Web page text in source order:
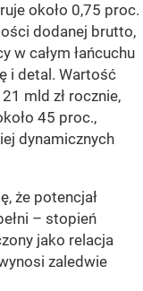
około 0,75 proc.
dodanej brutto,
w całym łańcuchu
i detal. Wartość
mld zł rocznie,
45 proc.,
dynamicznych
że potencjał
– stopień
jako relacja
zaledwie